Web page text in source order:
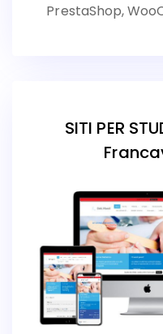
PrestaShop,
SITI PER